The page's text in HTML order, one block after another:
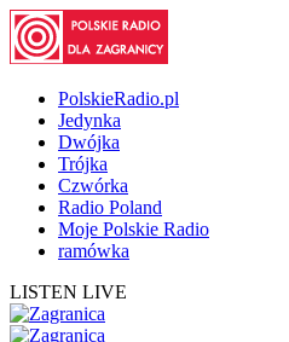
PolskieRadio.pl
Jedynka
Dwójka
Trójka
Czwórka
Radio Poland
Moje Polskie Radio
ramówka
LISTEN LIVE